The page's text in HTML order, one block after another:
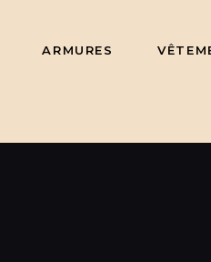
ARMURES